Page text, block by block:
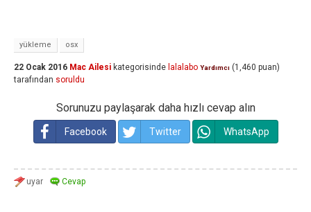
yükleme osx
22 Ocak 2016 Mac Ailesi kategorisinde lalalabo Yardımcı (1,460 puan)
tarafından soruldu
Sorunuzu paylaşarak daha hızlı cevap alın
Facebook Twitter WhatsApp